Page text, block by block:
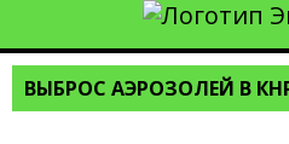
ВЫБРОС АЭРОЗОЛЕЙ В